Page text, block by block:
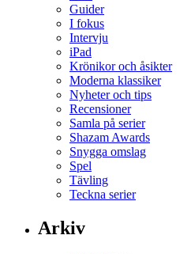
Guider
I fokus
Intervju
iPad
Krönikor och åsikter
Moderna klassiker
Nyheter och tips
Recensioner
Samla på serier
Shazam Awards
Snygga omslag
Spel
Tävling
Teckna serier
Arkiv